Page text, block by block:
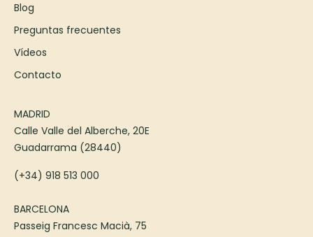
Blog
Preguntas frecuentes
Vídeos
Contacto
MADRID
Calle Valle del Alberche, 20E
Guadarrama (28440)
(+34) 918 513 000
BARCELONA
Passeig Francesc Macià, 75